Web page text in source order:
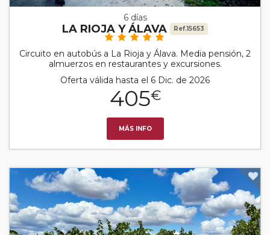
6 días
LA RIOJA Y ÁLAVA Ref.15653
Circuito en autobús a La Rioja y Álava. Media pensión, 2
almuerzos en restaurantes y excursiones.
Oferta válida hasta el 6 Dic. de 2026
405€
MÁS INFO